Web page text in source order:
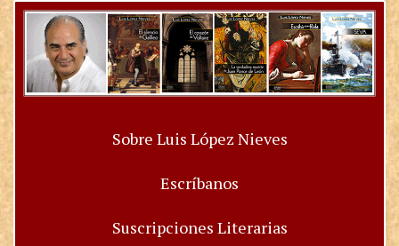
Sobre Luis López Nieves
Escríbanos
Suscripciones Literarias